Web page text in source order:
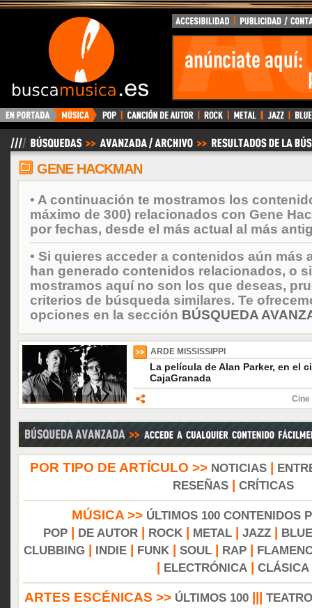
BuscaMusica.es
GENE HACKMAN
• A continuación te mostramos los
máximo de 300) relacionados con Gene
por fechas, desde el más actual al más
• Si quieres acceder a contenidos aún más
han generado contenidos relacionados, o
mostramos aquí no son los que deseas,
criterios de búsqueda similares. Te
opciones en la sección BÚSQUEDA
ARDE MISSISSIPPI
La película de Alan Parker, en el
CajaGranada
Cine
POR TIPO DE ARTÍCULO >> NOTICIAS|
RESEÑAS| CRÍTICAS
MÚSICA >> ÚLTIMOS 100 CONTENIDOS
POP
DE AUTOR ROCK METAL JAZZ
CLUBBING
INDIE FUNK SOUL RAP
ELECTRÓNICA CLÁSICA
ARTES ESCÉNICAS >> ÚLTIMOS 100||| TEATRO